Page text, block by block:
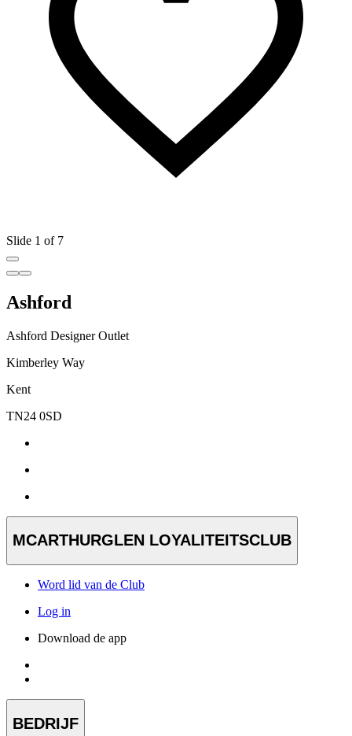
Slide 1 of 7
Ashford
Ashford Designer Outlet
Kimberley Way
Kent
TN24 0SD
MCARTHURGLEN LOYALITEITSCLUB
Word lid van de Club
Log in
Download de app
BEDRIJF